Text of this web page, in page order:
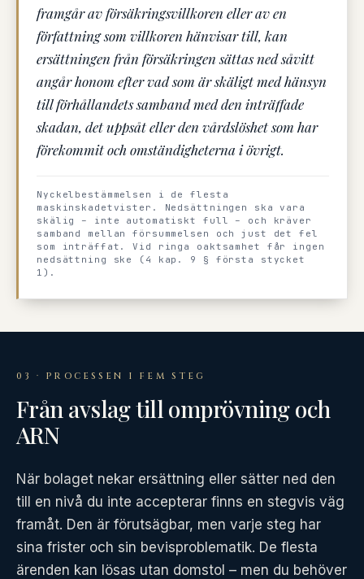
framgår av försäkringsvillkoren eller av en
författning som villkoren hänvisar till, kan
ersättningen från försäkringen sättas ned såvitt
angår honom efter vad som är skäligt med hänsyn
till förhållandets samband med den inträffade
skadan, det uppsåt eller den vårdslöshet som har
förekommit och omständigheterna i övrigt.
Nyckelbestämmelsen i de flesta
maskinskadetvister. Nedsättningen ska vara
skälig – inte automatiskt full – och kräver
samband mellan försummelsen och just det fel
som inträffat. Vid ringa oaktsamhet får ingen
nedsättning ske (4 kap. 9 § första stycket
1).
03 · PROCESSEN I FEM STEG
Från avslag till omprövning och
ARN
När bolaget nekar ersättning eller sätter ned den
till en nivå du inte accepterar finns en stegvis väg
framåt. Den är förutsägbar, men varje steg har
sina frister och sin bevisproblematik. De flesta
ärenden kan lösas utan domstol – men du behöver